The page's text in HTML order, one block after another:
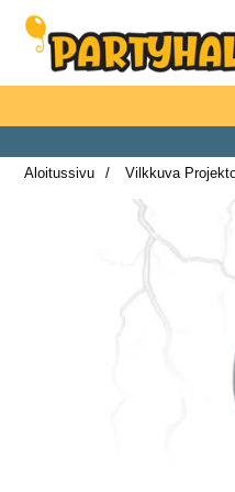
Ostoskori laajennettu
Aloitussivu
Vilkkuva